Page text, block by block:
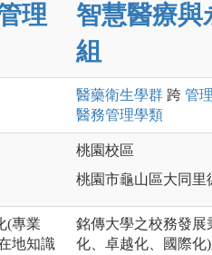
理
智慧醫療與
組
醫藥衛生學群 跨 管理
醫務管理學類
桃園校區
桃園市龜山區大同里
(專業
地知識
銘傳大學之校務發展
化、卓越化、國際化